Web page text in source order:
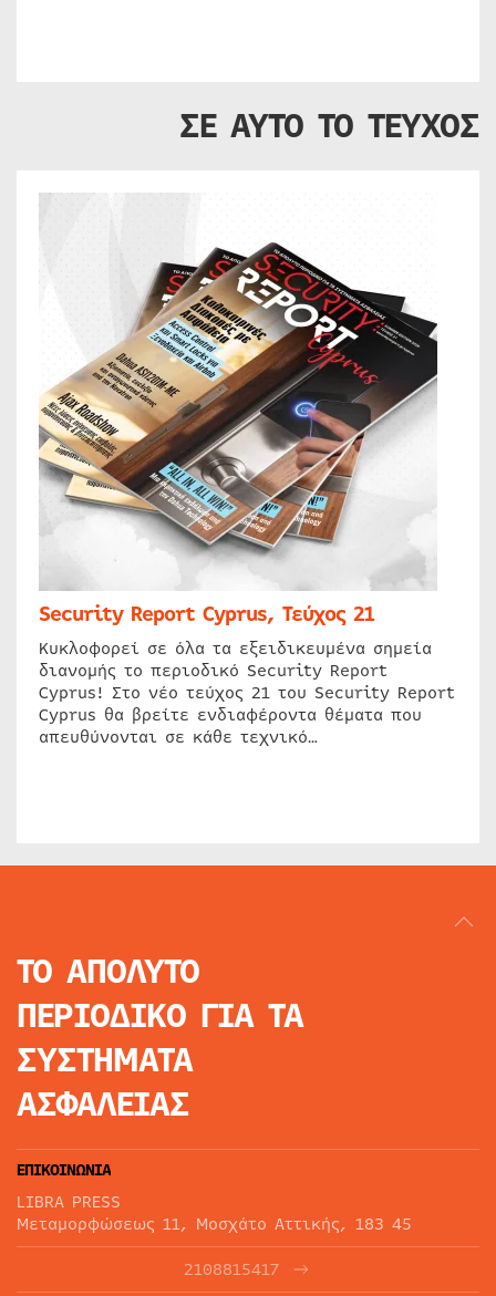
ΣΕ ΑΥΤΟ ΤΟ ΤΕΥΧΟΣ
Security Report Cyprus, Τεύχος 21
Κυκλοφορεί σε όλα τα εξειδικευμένα σημεία
διανομής το περιοδικό Security Report
Cyprus! Στο νέο τεύχος 21 του Security Report
Cyprus θα βρείτε ενδιαφέροντα θέματα που
απευθύνονται σε κάθε τεχνικό…
ΤΟ ΑΠΟΛΥΤΟ
ΠΕΡΙΟΔΙΚΟ ΓΙΑ ΤΑ
ΣΥΣΤΗΜΑΤΑ
ΑΣΦΑΛΕΙΑΣ
ΕΠΙΚΟΙΝΩΝΙΑ
LIBRA PRESS
Μεταμορφώσεως 11, Μοσχάτο Αττικής, 183 45
2108815417